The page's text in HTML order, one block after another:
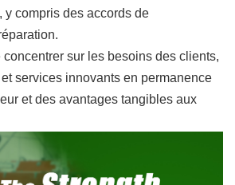
y compris des accords de
sur les besoins des clients,
services innovants en permanence
et des avantages tangibles aux